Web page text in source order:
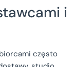
i
często